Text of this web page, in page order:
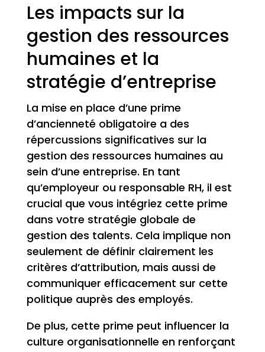
Les impacts sur la
gestion des ressources
humaines et la
stratégie d’entreprise
La mise en place d’une prime
d’ancienneté obligatoire a des
répercussions significatives sur la
gestion des ressources humaines au
sein d’une entreprise. En tant
qu’employeur ou responsable RH, il est
crucial que vous intégriez cette prime
dans votre stratégie globale de
gestion des talents. Cela implique non
seulement de définir clairement les
critères d’attribution, mais aussi de
communiquer efficacement sur cette
politique auprès des employés.
De plus, cette prime peut influencer la
culture organisationnelle en renforçant